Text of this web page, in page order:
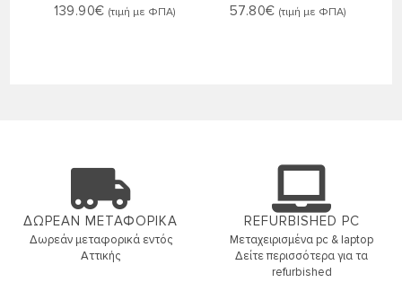
139.90€ (τιμή με ΦΠΑ) 57.80€ (τιμή με ΦΠΑ)
ΔΩΡΕΑΝ ΜΕΤΑΦΟΡΙΚΑ
Δωρεάν μεταφορικά εντός
Αττικής
REFURBISHED PC
Μεταχειρισμένα pc & laptop
Δείτε περισσότερα για τα
refurbished